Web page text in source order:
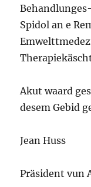
Spidol an e
Akut waard
desem Gebid
Jean Huss
Präsident vun